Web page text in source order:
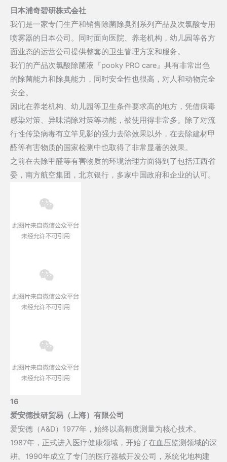
日本浦奇碧研株式会社
我们是一家专门生产和销售除菌除臭剂系列产品及次氯酸专用
喷雾器的日本公司。同时面向医院、养老机构，幼儿园等各方
面业态的运营公司提供整套的卫生管理方案和服务。
我们的产品次氯酸除菌液『pooky PRO care』具有非常出色
的除菌能力和除臭能力，同时安全性也很高，对人和动物完全
安全。
因此在养老机构、幼儿园等卫生条件要求高的地方，凭借病毒
感染对策、异味消除对策等功能，被使用得非常多。除了对流
行性传染病毒有立竿见影的强力去除效果以外，在去除建材甲
醛等有害物质的国家检测中也取得了非常显著的效果。
之前在去除甲醛等有害物质的环境治理方面得到了包括江西省
委，南方航空集团，北京银行，多家中国政府和企业的认可。
16
爱安德技研贸易（上海）有限公司
爱安德（A&D）1977年，始终以高精度测量为核心技术。
1987年，正式进入医疗健康领域，开始了在血压监测领域的深
耕。1990年成立了专门的医疗器械开发公司，系统化地构建